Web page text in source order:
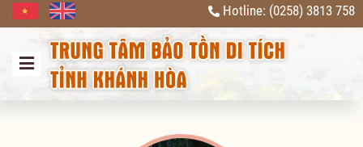
Hotline: (0258) 3813 758
Previous Next